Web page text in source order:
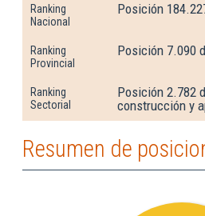
Ranking
Nacional
Posición
Ranking
Provincial
Posición 7.090
Ranking
Sectorial
Posición 2.782
construcción y
Resumen de